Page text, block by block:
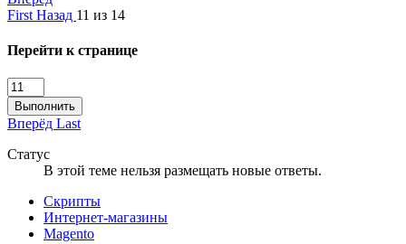
First Назад 11 из 14
Перейти к странице
Выполнить
Вперёд Last
Статус
В этой теме нельзя размещать новые ответы.
Скрипты
Интернет-магазины
Magento